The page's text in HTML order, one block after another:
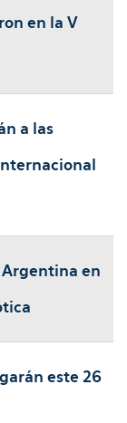
en la V
a las
en
este 26